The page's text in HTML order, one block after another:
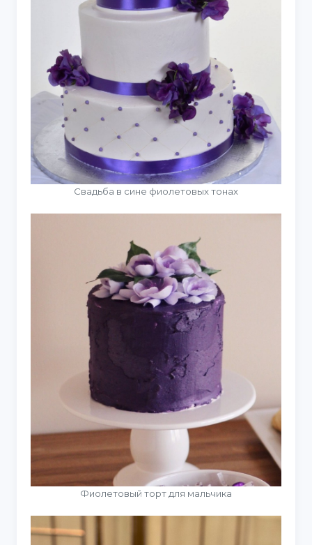
Свадьба в сине фиолетовых тонах
Фиолетовый торт для мальчика